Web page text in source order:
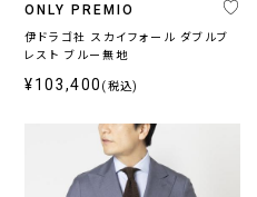
ONLY PREMIO
伊ドラゴ社 スカイフォール ダブルブ
レスト ブルー無地
¥103,400 (税込)